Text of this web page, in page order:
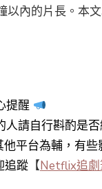
內的片長。本
提醒
人請自行斟酌是
平台為輔，有些
追蹤【Netflix追劇